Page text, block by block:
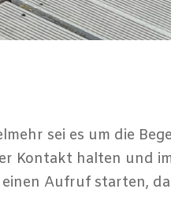
sei es um die
Kontakt halten und
Aufruf starten,